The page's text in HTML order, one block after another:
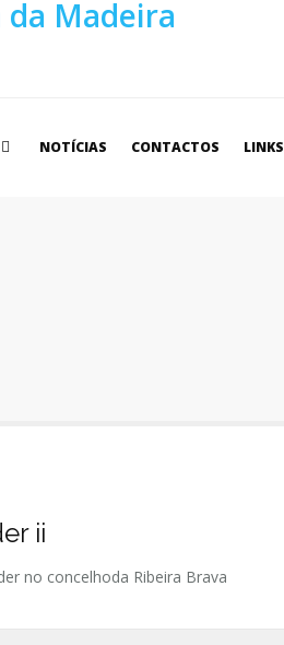
NOTÍCIAS CONTACTOS LINKS
ii
no concelhoda Ribeira Brava